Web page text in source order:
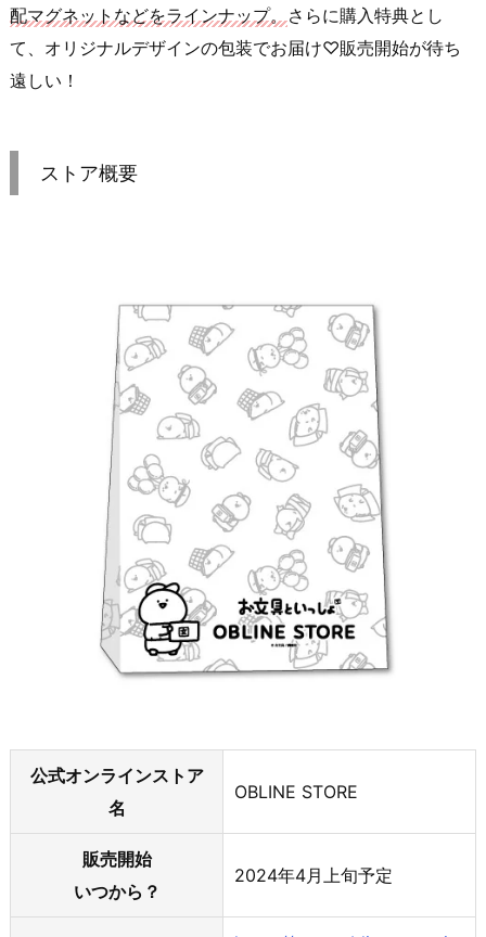
配マグネットなどをラインナップ。さらに購入特典とし
て、オリジナルデザインの包装でお届け♡販売開始が待ち
遠しい！
ストア概要
公式オンラインストア
名
OBLINE STORE
販売開始
いつから？
2024年4月上旬予定